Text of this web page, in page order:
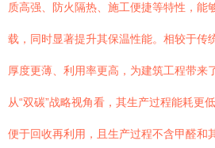
质高强、防火隔热、施工便捷等特性，能
载，同时显著提升其保温性能。相较于传
厚度更薄、利用率更高，为建筑工程带来
从“双碳”战略视角看，其生产过程能耗更
便于回收再利用，且生产过程不含甲醛和